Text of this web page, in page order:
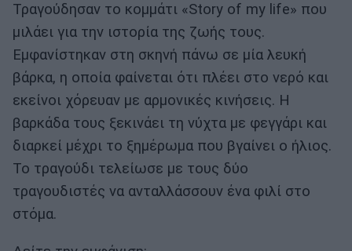
Τραγούδησαν το κομμάτι «Story of my life» που
μιλάει για την ιστορία της ζωής τους.
Εμφανίστηκαν στη σκηνή πάνω σε μία λευκή
βάρκα, η οποία φαίνεται ότι πλέει στο νερό και
εκείνοι χόρευαν με αρμονικές κινήσεις. Η
βαρκάδα τους ξεκινάει τη νύχτα με φεγγάρι και
διαρκεί μέχρι το ξημέρωμα που βγαίνει ο ήλιος.
Το τραγούδι τελείωσε με τους δύο
τραγουδιστές να ανταλλάσσουν ένα φιλί στο
στόμα.